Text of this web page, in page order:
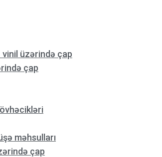
vinil üzərində çap
çap
məhsulları
çap